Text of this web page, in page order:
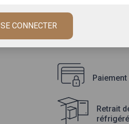
Rupture de stock
Retrait
SE CONNECTER